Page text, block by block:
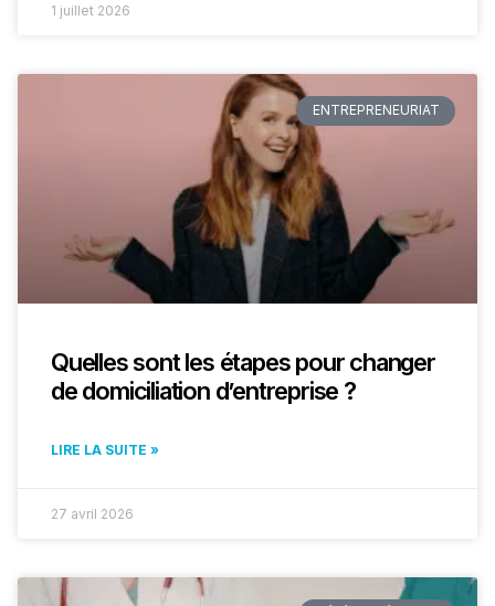
1 juillet 2026
ENTREPRENEURIAT
Quelles sont les étapes pour changer
de domiciliation d’entreprise ?
LIRE LA SUITE »
27 avril 2026